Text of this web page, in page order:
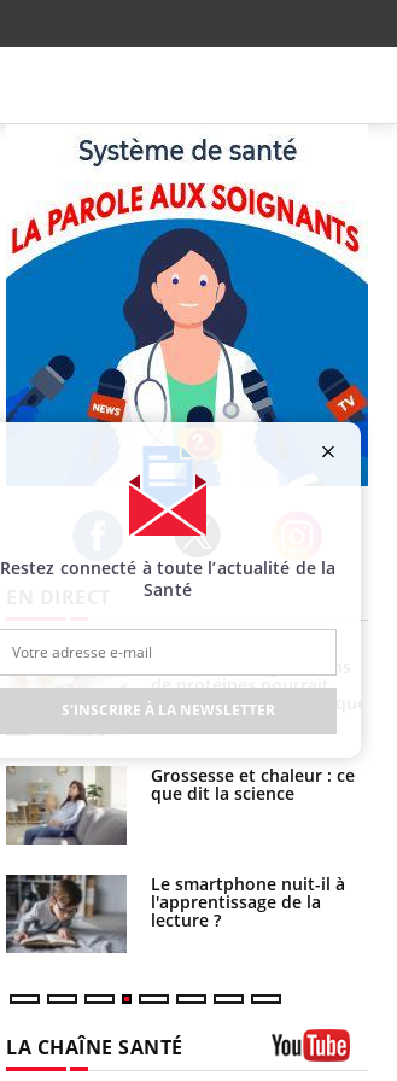
Facebook Twitter Instagram
de protéines pourrait
finalement être bénéfique
Grossesse et chaleur : ce
que dit la science
Le smartphone nuit-il à
l'apprentissage de la
lecture ?
vacances, elle reste dans
le coma pendant 42 jours
Mordue par un
barracuda, une petite fille
secourue grâce à un
Légionellose en Suisse :
quelle est l’origine de la
contamination ?
LA CHAÎNE SANTÉ
Restez connecté à toute l’actualité de la
Santé
S'INSCRIRE À LA NEWSLETTER